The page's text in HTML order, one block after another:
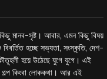
মানব-সৃষ্ট। আবার, এমন কিছু বিষয়
হচ্ছে সভ্যতা, সংস্কৃতি, দেশ-
হয়ে উঠেছে যুগে যুগে। এই
কিংবা লোককথা। আর এই